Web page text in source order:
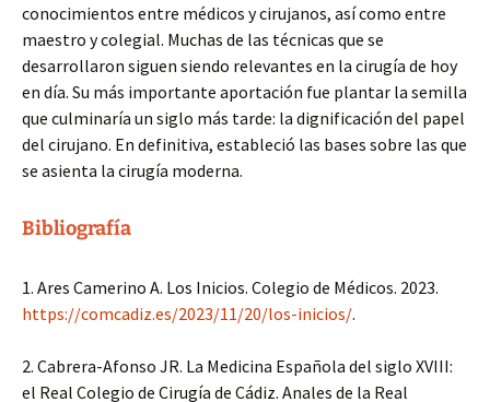
conocimientos entre médicos y cirujanos, así como entre
maestro y colegial. Muchas de las técnicas que se
desarrollaron siguen siendo relevantes en la cirugía de hoy
en día. Su más importante aportación fue plantar la semilla
que culminaría un siglo más tarde: la dignificación del papel
del cirujano. En definitiva, estableció las bases sobre las que
se asienta la cirugía moderna.
Bibliografía
1. Ares Camerino A. Los Inicios. Colegio de Médicos. 2023.
https://comcadiz.es/2023/11/20/los-inicios/.
2. Cabrera-Afonso JR. La Medicina Española del siglo XVIII:
el Real Colegio de Cirugía de Cádiz. Anales de la Real